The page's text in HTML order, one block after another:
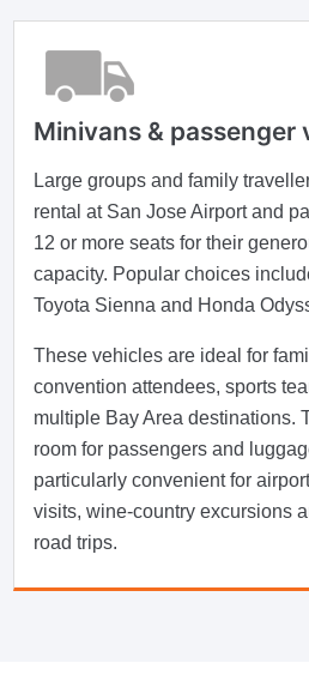
Minivans & passenger
Large groups and family
rental at San Jose Airport and
12 or more seats for their
capacity. Popular choices
Toyota Sienna and Honda
These vehicles are ideal for
convention attendees, sports
multiple Bay Area destinations.
room for passengers and
particularly convenient for
visits, wine-country excursions
road trips.